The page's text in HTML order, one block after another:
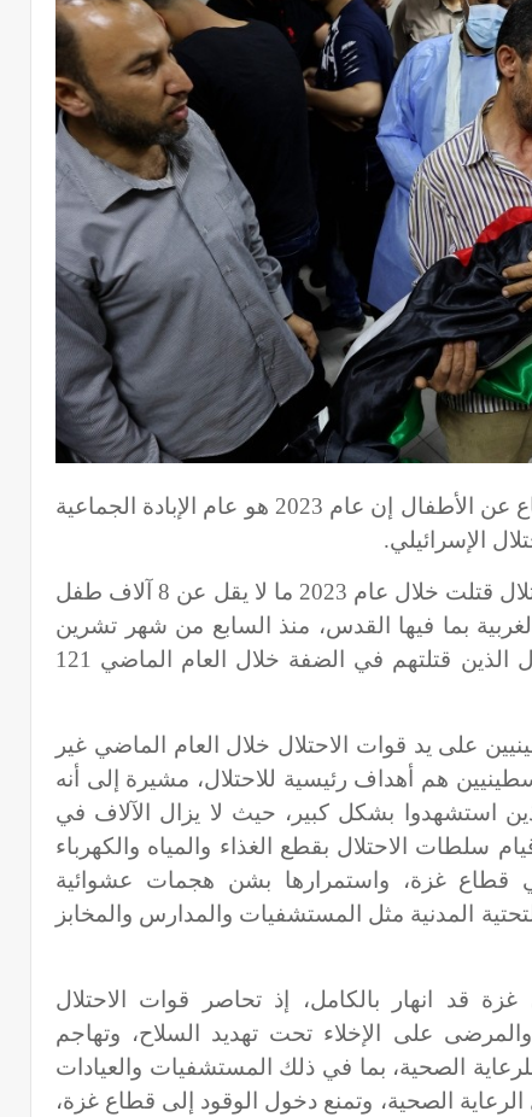
معا- قالت جمعية الحركة العالمية للدفاع عن الأطفال إن عام 2023 هو عام الإبادة الجماعية
الإسرائيلي.
وبينت "الحركة العالمية" أن قوات الاحتلال قتلت خلال عام 2023 ما لا يقل عن 8 آلاف طفل
في الضفة الغربية بما فيها القدس، منذ السابع من شهر تشرين
أول/ اكتوبر الماضي، ليبلغ عدد الأطفال الذين قتلتهم في الضفة خلال العام الماضي 121
على يد قوات الاحتلال خلال العام الماضي غير
هم أهداف رئيسية للاحتلال، مشيرة إلى أنه
استشهدوا بشكل كبير، حيث لا يزال الآلاف في
سلطات الاحتلال بقطع الغذاء والمياه والكهرباء
قطاع غزة، واستمرارها بشن هجمات عشوائية
المدنية مثل المستشفيات والمدارس والمخابز
قد انهار بالكامل، إذ تحاصر قوات الاحتلال
على الإخلاء تحت تهديد السلاح، وتهاجم
الصحية، بما في ذلك المستشفيات والعيادات
الصحية، وتمنع دخول الوقود إلى قطاع غزة،